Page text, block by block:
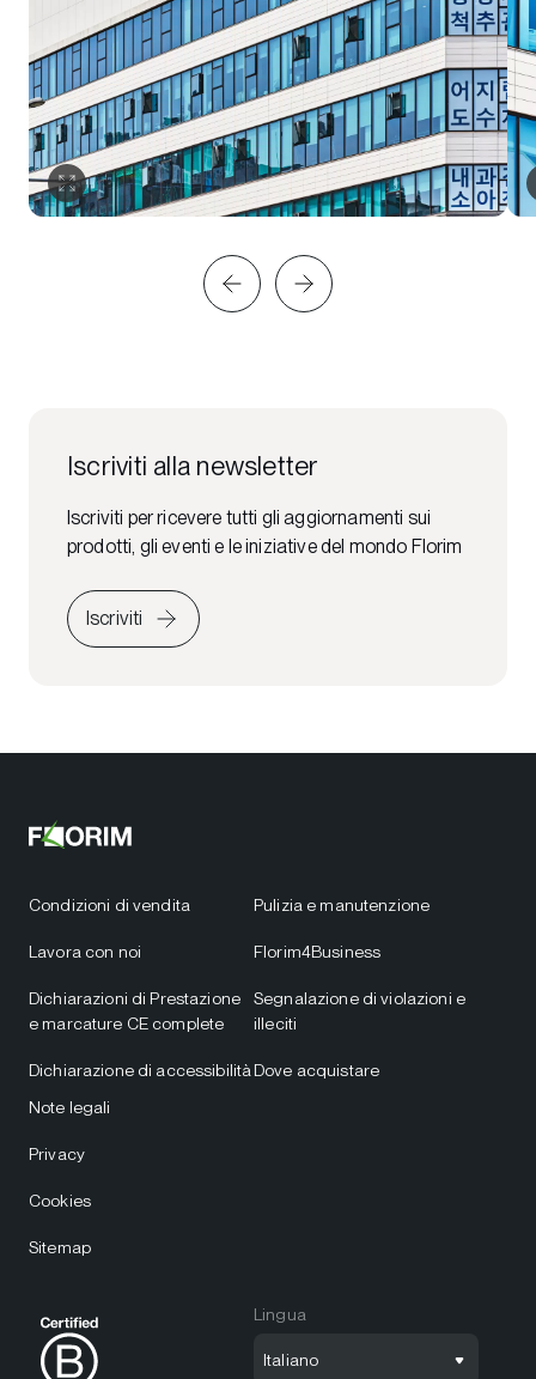
Iscriviti alla newsletter
Iscriviti per ricevere tutti gli aggiornamenti sui
prodotti, gli eventi e le iniziative del mondo Florim
Iscriviti
Condizioni di vendita
Lavora con noi
Dichiarazioni di Prestazione
e marcature CE complete
Dichiarazione di accessibilità
Pulizia e manutenzione
Florim4Business
Segnalazione di violazioni e
illeciti
Dove acquistare
Note legali
Privacy
Cookies
Sitemap
Lingua
Italiano